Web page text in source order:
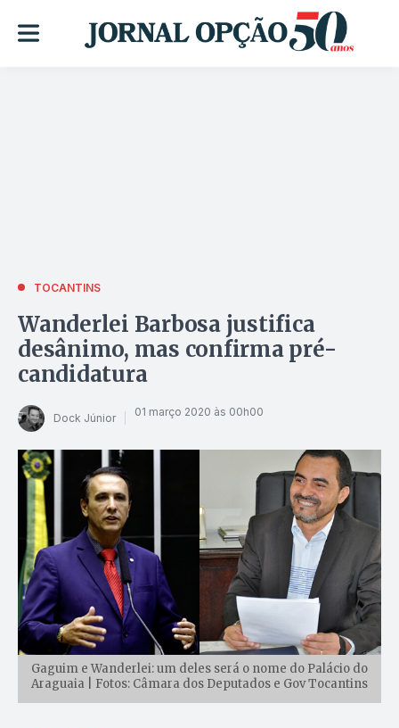
TOCANTINS
Wanderlei Barbosa justifica
desânimo, mas confirma pré-
candidatura
Dock Júnior 01 março 2020 às 00h00
Gaguim e Wanderlei: um deles será o nome do Palácio do
Araguaia | Fotos: Câmara dos Deputados e Gov Tocantins